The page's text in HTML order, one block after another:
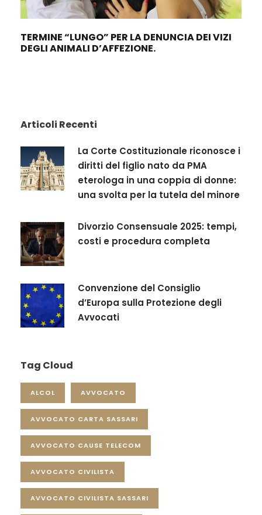
TERMINE “LUNGO” PER LA DENUNCIA DEI VIZI
DEGLI ANIMALI D’AFFEZIONE.
Articoli Recenti
La Corte Costituzionale riconosce i
diritti del figlio nato da PMA
eterologa in una coppia di donne:
una svolta per la tutela del minore
Divorzio Consensuale 2025: tempi,
costi e procedura completa
Convenzione del Consiglio
d’Europa sulla Protezione degli
Avvocati
Tag Cloud
ALCOL AVVOCATO
AVVOCATO CARTA SASSARI
AVVOCATO CAUSE TELECOM
AVVOCATO CIVILISTA
AVVOCATO CIVILISTA SASSARI